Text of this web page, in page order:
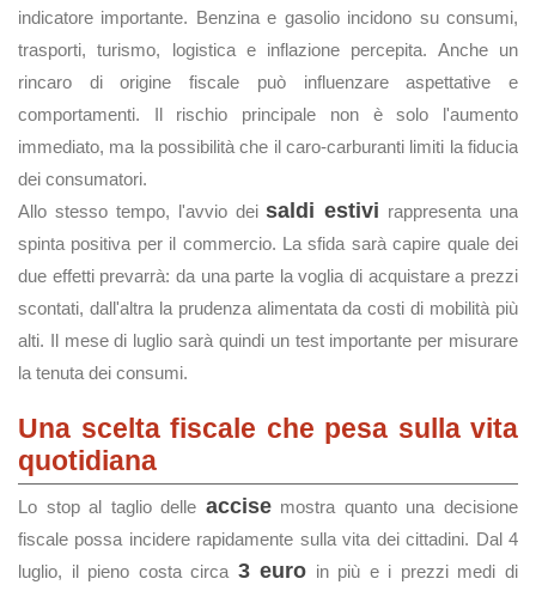
indicatore importante. Benzina e gasolio incidono su consumi,
trasporti, turismo, logistica e inflazione percepita. Anche un
rincaro di origine fiscale può influenzare aspettative e
comportamenti. Il rischio principale non è solo l'aumento
immediato, ma la possibilità che il caro-carburanti limiti la fiducia
dei consumatori.
Allo stesso tempo, l'avvio deisaldi estivi rappresenta una
spinta positiva per il commercio. La sfida sarà capire quale dei
due effetti prevarrà: da una parte la voglia di acquistare a prezzi
scontati, dall'altra la prudenza alimentata da costi di mobilità più
alti. Il mese di luglio sarà quindi un test importante per misurare
la tenuta dei consumi.
Una scelta fiscale che pesa sulla vita
quotidiana
Lo stop al taglio delle accisemostra quanto una decisione
fiscale possa incidere rapidamente sulla vita dei cittadini. Dal 4
luglio, il pieno costa circa 3 euro in più e i prezzi medi di